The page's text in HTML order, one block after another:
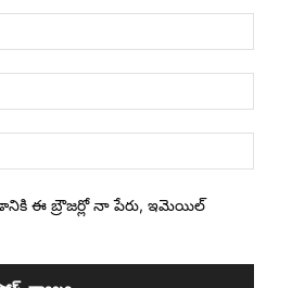
ఈ బ్రౌజర్లో నా పేరు, ఇమెయిల్